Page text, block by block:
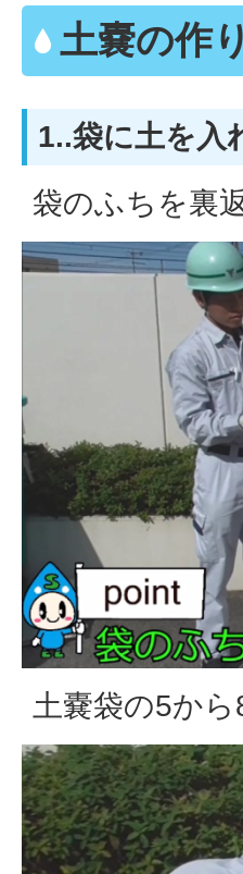
土嚢の作
1..袋に土を入
袋のふちを裏
土嚢袋の5か